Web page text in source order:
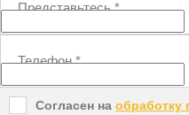
Представьтесь*
Телефон*
Согласен на обработку